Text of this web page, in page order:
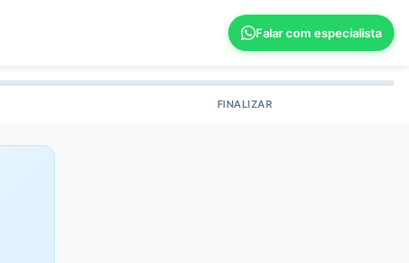
Falar com especialista
FINALIZAR